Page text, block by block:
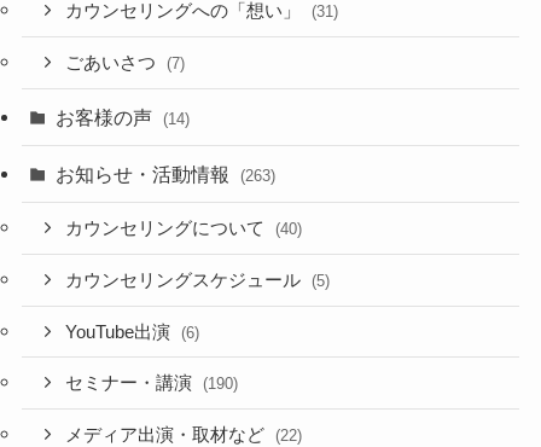
カウンセリングへの「想い」 (31)
ごあいさつ (7)
お客様の声 (14)
お知らせ・活動情報 (263)
カウンセリングについて (40)
カウンセリングスケジュール (5)
YouTube出演 (6)
セミナー・講演 (190)
メディア出演・取材など (22)